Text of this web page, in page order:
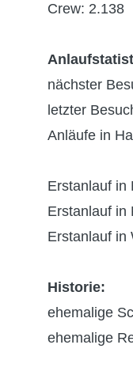
Crew: 2.138
nächster
letzter
Anläufe in
Erstanlauf in
Erstanlauf in
Erstanlauf in
Historie:
ehemalige
ehemalige